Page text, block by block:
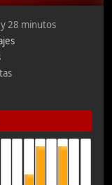
28 minutos